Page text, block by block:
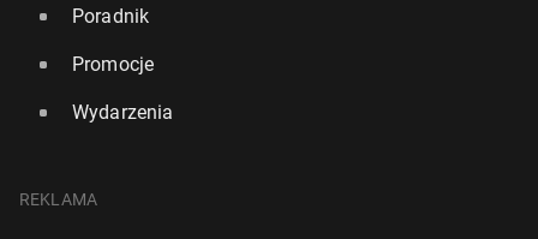
Poradnik
Promocje
Wydarzenia
REKLAMA